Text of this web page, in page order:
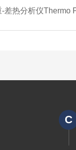
差热分析仪Thermo Plus
C